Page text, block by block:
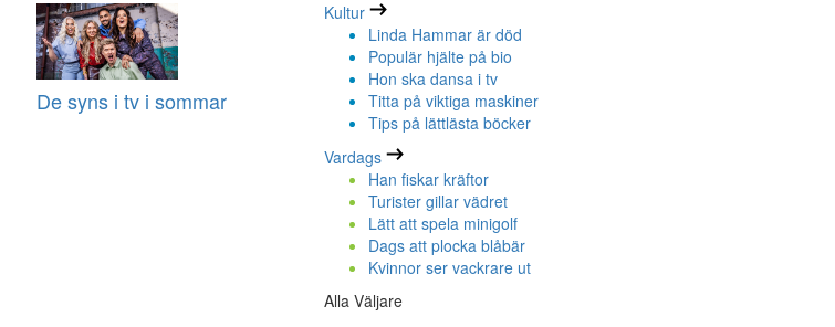
De syns i tv i sommar
Kultur
Linda Hammar är död
Populär hjälte på bio
Hon ska dansa i tv
Titta på viktiga maskiner
Tips på lättlästa böcker
Vardags
Han fiskar kräftor
Turister gillar vädret
Lätt att spela minigolf
Dags att plocka blåbär
Kvinnor ser vackrare ut
Alla Väljare